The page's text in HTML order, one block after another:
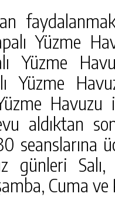
Yüzme
Yüzme
Yüzme
aldıktan
seanslarına
günleri
Cuma